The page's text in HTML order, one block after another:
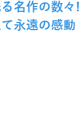
名作の数々!
永遠の感動